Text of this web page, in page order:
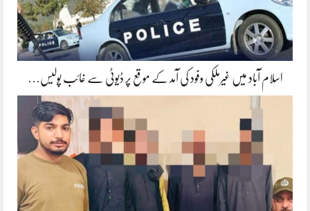
اسلام آباد میں غیرملکی وفود کی آمد کے موقع پر ڈیوٹی سے غائب پولیس…